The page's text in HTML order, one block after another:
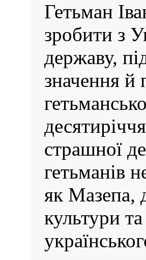
Гетьман
зробити з
державу,
значення й
страшної
гетьманів
як Мазепа,
культури